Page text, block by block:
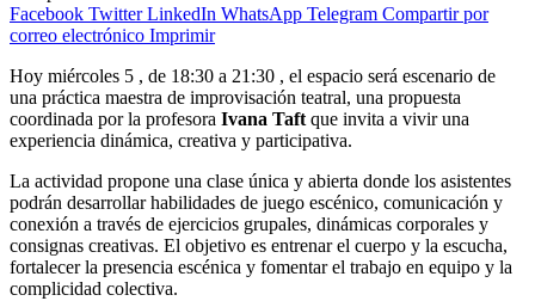
Facebook Twitter LinkedIn WhatsApp Telegram Compartir por
correo electrónico Imprimir
Hoy miércoles 5 , de 18:30 a 21:30 , el espacio será escenario de
una práctica maestra de improvisación teatral, una propuesta
coordinada por la profesora Ivana Taft que invita a vivir una
experiencia dinámica, creativa y participativa.
La actividad propone una clase única y abierta donde los asistentes
podrán desarrollar habilidades de juego escénico, comunicación y
conexión a través de ejercicios grupales, dinámicas corporales y
consignas creativas. El objetivo es entrenar el cuerpo y la escucha,
fortalecer la presencia escénica y fomentar el trabajo en equipo y la
complicidad colectiva.